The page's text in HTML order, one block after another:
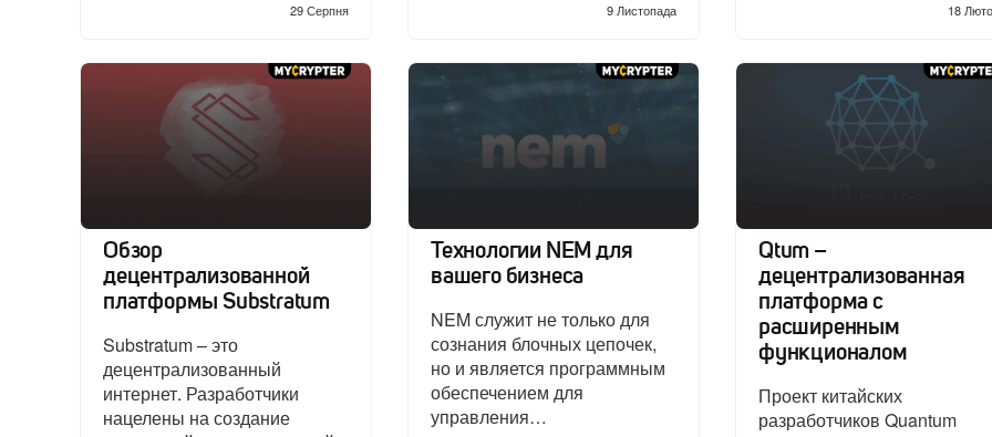
29 Серпня 9 Листопада 18
Обзор
децентрализованной
платформы Substratum
Substratum – это
децентрализованный
интернет. Разработчики
нацелены на создание
Технологии NEM для
вашего бизнеса
NEM служит не только для
сознания блочных цепочек,
но и является программным
обеспечением для
управления…
Qtum –
децентрализованная
платформа с
расширенным
функционалом
Проект китайских
разработчиков Quantum